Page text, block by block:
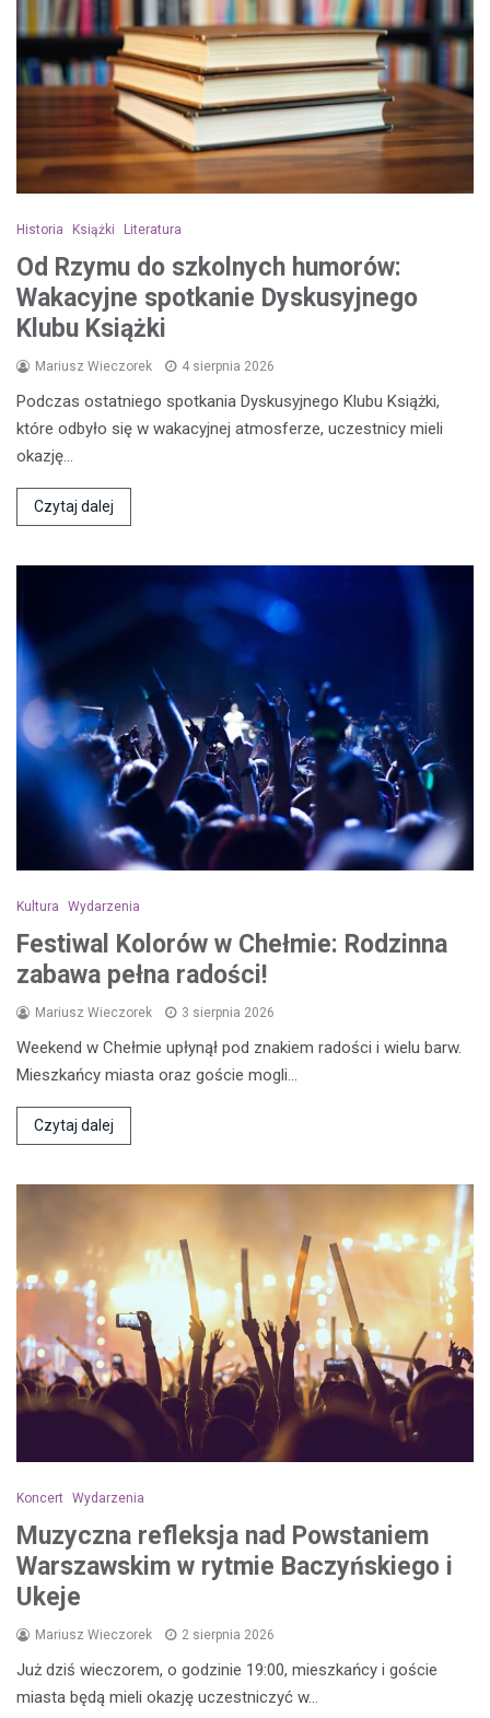
Historia Książki Literatura
Od Rzymu do szkolnych humorów:
Wakacyjne spotkanie Dyskusyjnego
Klubu Książki
Mariusz Wieczorek 4 sierpnia 2026
Podczas ostatniego spotkania Dyskusyjnego Klubu Książki,
które odbyło się w wakacyjnej atmosferze, uczestnicy mieli
okazję…
Czytaj dalej
Kultura Wydarzenia
Festiwal Kolorów w Chełmie: Rodzinna
zabawa pełna radości!
Mariusz Wieczorek 3 sierpnia 2026
Weekend w Chełmie upłynął pod znakiem radości i wielu barw.
Mieszkańcy miasta oraz goście mogli…
Czytaj dalej
Koncert Wydarzenia
Muzyczna refleksja nad Powstaniem
Warszawskim w rytmie Baczyńskiego i
Ukeje
Mariusz Wieczorek 2 sierpnia 2026
Już dziś wieczorem, o godzinie 19:00, mieszkańcy i goście
miasta będą mieli okazję uczestniczyć w…